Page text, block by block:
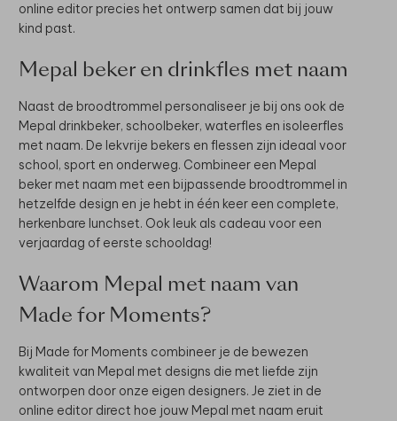
online editor precies het ontwerp samen dat bij jouw
kind past.
Mepal beker en drinkfles met naam
Naast de broodtrommel personaliseer je bij ons ook de
Mepal drinkbeker, schoolbeker, waterfles en isoleerfles
met naam. De lekvrije bekers en flessen zijn ideaal voor
school, sport en onderweg. Combineer een Mepal
beker met naam met een bijpassende broodtrommel in
hetzelfde design en je hebt in één keer een complete,
herkenbare lunchset. Ook leuk als cadeau voor een
verjaardag of eerste schooldag!
Waarom Mepal met naam van
Made for Moments?
Bij Made for Moments combineer je de bewezen
kwaliteit van Mepal met designs die met liefde zijn
ontworpen door onze eigen designers. Je ziet in de
online editor direct hoe jouw Mepal met naam eruit